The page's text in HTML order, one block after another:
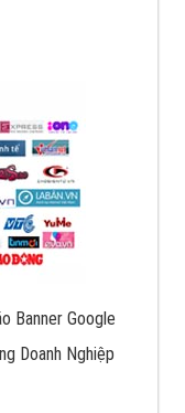
Banner Google
Doanh Nghiệp